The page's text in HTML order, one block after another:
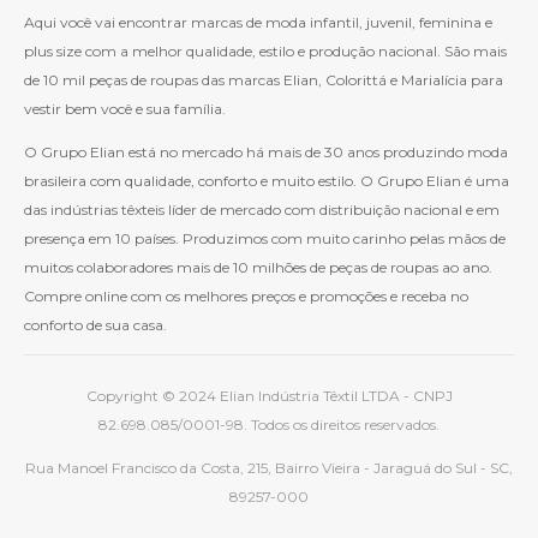
Aqui você vai encontrar marcas de moda infantil, juvenil, feminina e
plus size com a melhor qualidade, estilo e produção nacional. São mais
de 10 mil peças de roupas das marcas Elian, Colorittá e Marialícia para
vestir bem você e sua família.
O Grupo Elian está no mercado há mais de 30 anos produzindo moda
brasileira com qualidade, conforto e muito estilo. O Grupo Elian é uma
das indústrias têxteis líder de mercado com distribuição nacional e em
presença em 10 países. Produzimos com muito carinho pelas mãos de
muitos colaboradores mais de 10 milhões de peças de roupas ao ano.
Compre online com os melhores preços e promoções e receba no
conforto de sua casa.
Copyright © 2024 Elian Indústria Têxtil LTDA - CNPJ
82.698.085/0001-98. Todos os direitos reservados.
Rua Manoel Francisco da Costa, 215, Bairro Vieira - Jaraguá do Sul - SC,
89257-000